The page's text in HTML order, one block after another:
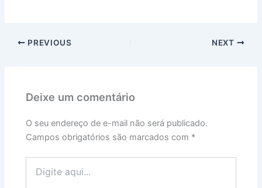
PREVIOUS NEXT
Deixe um comentário
O seu endereço de e-mail não será publicado.
Campos obrigatórios são marcados com *
aqui...